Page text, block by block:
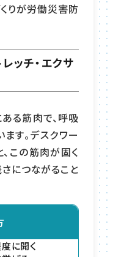
りが労働災害防
ッチ・エクサ
る筋肉で、呼吸
す。デスクワー
この筋肉が固く
につながること
に開く